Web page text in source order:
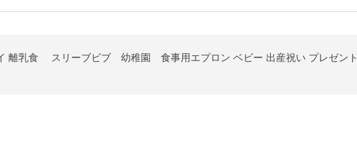
イ 離乳食 スリーブビブ 幼稚園 食事用エプロン ベビー 出産祝い プレゼント